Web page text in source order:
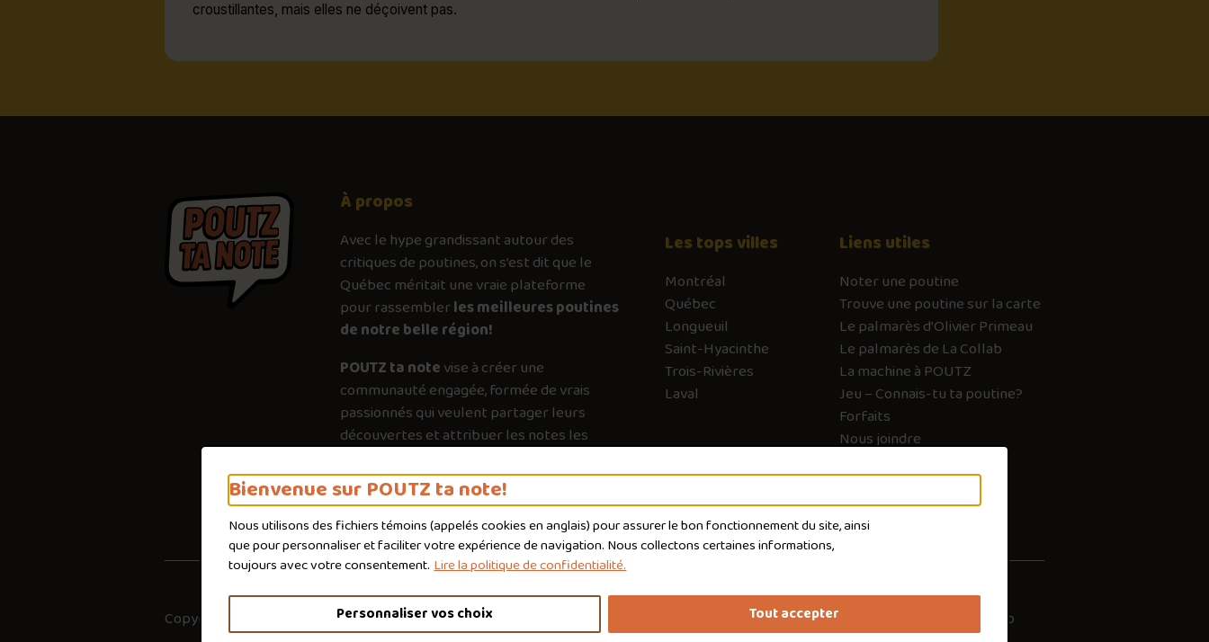
Bienvenue sur POUTZ ta note!
Nous utilisons des fichiers témoins (appeléscookiesen anglais) pour assurer le bon fonctionnement du site, ainsi
que pour personnaliser et faciliter votre expérience de navigation. Nous collectons certaines informations,
toujours avec votre consentement. Lire la politique de confidentialité.
Personnaliser vos choix Tout accepter
croustillantes, mais elles ne déçoivent pas.
À propos
Avec lehypegrandissant autour des
critiques de poutines, on s’est dit que le
Québec méritait une vraie plateforme
pour rassemblerles meilleures poutines
de notre belle région!
POUTZ ta notevise à créer une
communauté engagée, formée de vrais
passionnés qui veulent partager leurs
découvertes et attribuer les notes les
importance pour guider les autres vers les
poutines qui valent vraiment le détour.
Les tops villes
Montréal
Québec
Longueuil
Saint-Hyacinthe
Trois-Rivières
Laval
Liens utiles
Noter une poutine
Trouve une poutine sur la carte
Le palmarès d’Olivier Primeau
Le palmarès de La Collab
La machine à POUTZ
Jeu – Connais-tu ta poutine?
Forfaits
Nous joindre
Copyright © 2026 Conditions d'utilisation Personnaliser les cookies Ekloweb